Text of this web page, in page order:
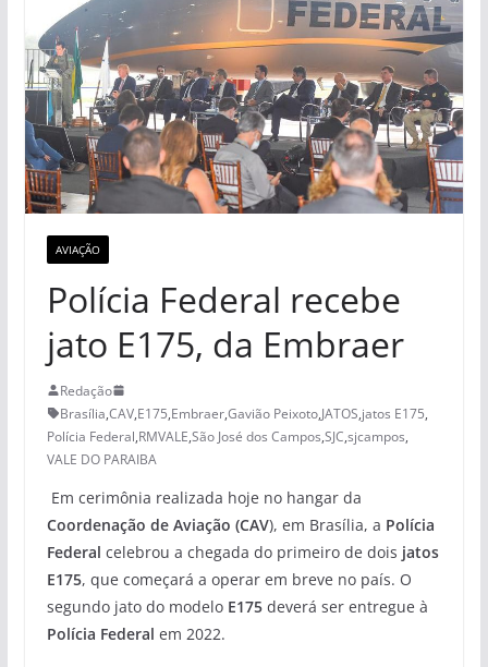
AVIAÇÃO
Polícia Federal recebe
jato E175, da Embraer
Redação
Brasília,CAV,E175,Embraer,Gavião Peixoto,JATOS,jatos E175,
Polícia Federal,RMVALE,São José dos Campos,SJC,sjcampos,
VALE DO PARAIBA
Em cerimônia realizada hoje no hangar da
Coordenação de Aviação (CAV), em Brasília, a Polícia
Federal celebrou a chegada do primeiro de dois jatos
E175, que começará a operar em breve no país. O
segundo jato do modeloE175deverá ser entregue à
Polícia Federal em 2022.